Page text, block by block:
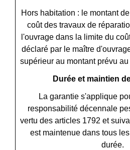
Hors habitation : le montant
coût des travaux de
l'ouvrage dans la limite du
déclaré par le maître
supérieur au montant prévu
Durée et maintien
La garantie s'applique
responsabilité décennale
vertu des articles 1792 et
est maintenue dans tous
durée.